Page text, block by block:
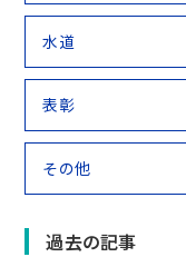
水道
表彰
その他
過去の記事